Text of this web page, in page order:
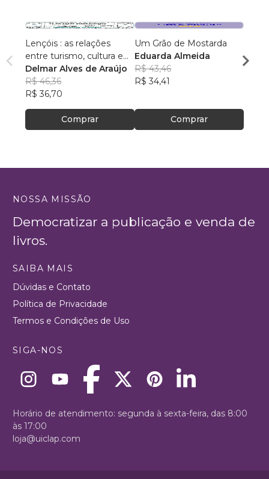
Lençóis : as relações
entre turismo, cultura e
ambiente
Delmar Alves de Araújo
R$ 46,36
R$ 36,70
Comprar
Um Grão de Mostarda
Eduarda Almeida
R$ 43,46
R$ 34,41
Comprar
Aulas
NOSSA MISSÃO
Democratizar a publicação e venda de
livros.
SAIBA MAIS
Dúvidas e Contato
Política de Privacidade
Termos e Condições de Uso
SIGA-NOS
Horário de atendimento: segunda à sexta-feira, das 8:00
às 17:00
loja@uiclap.com